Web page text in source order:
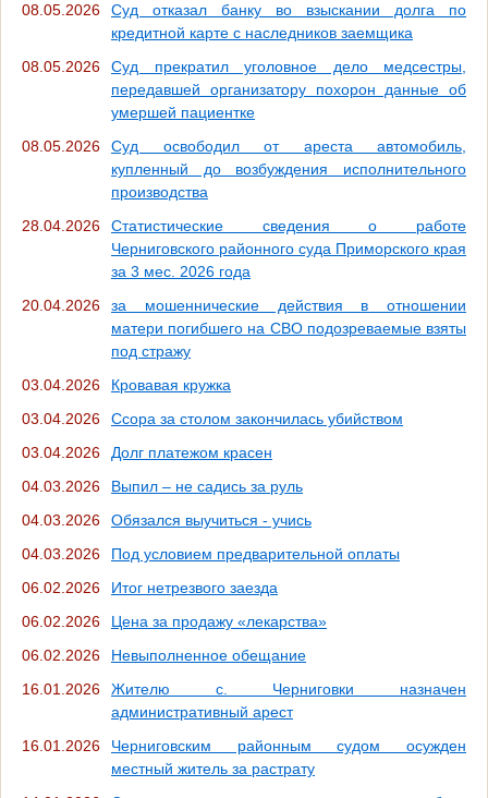
08.05.2026
Суд отказал банку во взыскании долга по
кредитной карте с наследников заемщика
08.05.2026
Суд прекратил уголовное дело медсестры,
передавшей организатору похорон данные об
умершей пациентке
08.05.2026
Суд освободил от ареста автомобиль,
купленный до возбуждения исполнительного
производства
28.04.2026
Статистические сведения о работе
Черниговского районного суда Приморского края
за 3 мес. 2026 года
20.04.2026
за мошеннические действия в отношении
матери погибшего на СВО подозреваемые взяты
под стражу
03.04.2026
Кровавая кружка
03.04.2026
Ссора за столом закончилась убийством
03.04.2026
Долг платежом красен
04.03.2026
Выпил – не садись за руль
04.03.2026
Обязался выучиться - учись
04.03.2026
Под условием предварительной оплаты
06.02.2026
Итог нетрезвого заезда
06.02.2026
Цена за продажу «лекарства»
06.02.2026
Невыполненное обещание
16.01.2026
Жителю с. Черниговки назначен
административный арест
16.01.2026
Черниговским районным судом осужден
местный житель за растрату